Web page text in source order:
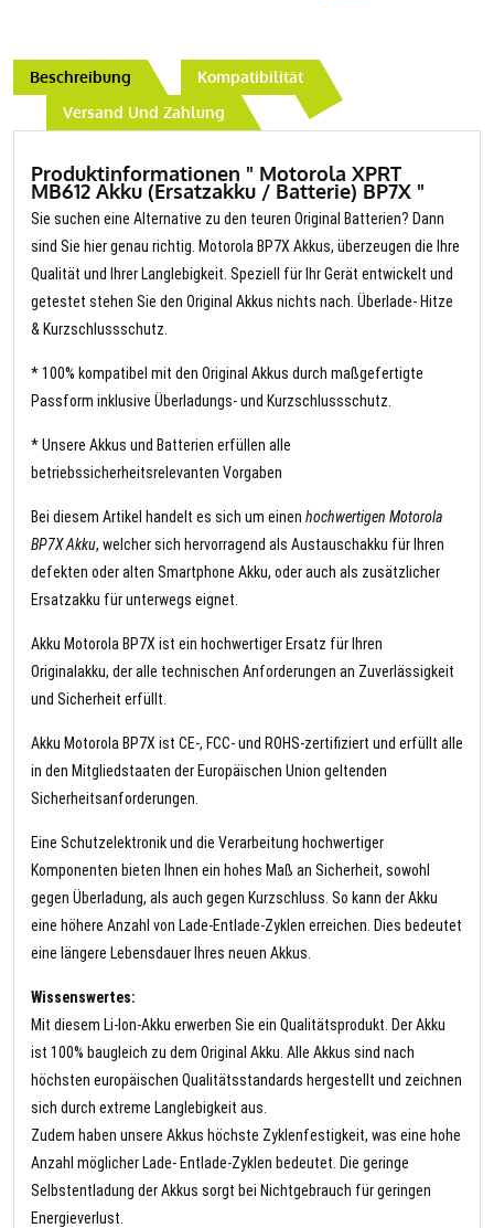
Beschreibung
Kompatibilität
Versand Und Zahlung
Produktinformationen " Motorola XPRT
MB612 Akku (Ersatzakku / Batterie) BP7X "
Sie suchen eine Alternative zu den teuren Original Batterien? Dann
sind Sie hier genau richtig. Motorola BP7X Akkus, überzeugen die Ihre
Qualität und Ihrer Langlebigkeit. Speziell für Ihr Gerät entwickelt und
getestet stehen Sie den Original Akkus nichts nach. Überlade- Hitze
& Kurzschlussschutz.
* 100% kompatibel mit den Original Akkus durch maßgefertigte
Passform inklusive Überladungs- und Kurzschlussschutz.
* Unsere Akkus und Batterien erfüllen alle
betriebssicherheitsrelevanten Vorgaben
Bei diesem Artikel handelt es sich um einen hochwertigen Motorola
BP7X Akku, welcher sich hervorragend als Austauschakku für Ihren
defekten oder alten Smartphone Akku, oder auch als zusätzlicher
Ersatzakku für unterwegs eignet.
Akku Motorola BP7X ist ein hochwertiger Ersatz für Ihren
Originalakku, der alle technischen Anforderungen an Zuverlässigkeit
und Sicherheit erfüllt.
Akku Motorola BP7X ist CE-, FCC- und ROHS-zertifiziert und erfüllt alle
in den Mitgliedstaaten der Europäischen Union geltenden
Sicherheitsanforderungen.
Eine Schutzelektronik und die Verarbeitung hochwertiger
Komponenten bieten Ihnen ein hohes Maß an Sicherheit, sowohl
gegen Überladung, als auch gegen Kurzschluss. So kann der Akku
eine höhere Anzahl von Lade-Entlade-Zyklen erreichen. Dies bedeutet
eine längere Lebensdauer Ihres neuen Akkus.
Wissenswertes:
Mit diesem Li-Ion-Akku erwerben Sie ein Qualitätsprodukt. Der Akku
ist 100% baugleich zu dem Original Akku. Alle Akkus sind nach
höchsten europäischen Qualitätsstandards hergestellt und zeichnen
sich durch extreme Langlebigkeit aus.
Zudem haben unsere Akkus höchste Zyklenfestigkeit, was eine hohe
Anzahl möglicher Lade- Entlade-Zyklen bedeutet. Die geringe
Selbstentladung der Akkus sorgt bei Nichtgebrauch für geringen
Energieverlust.